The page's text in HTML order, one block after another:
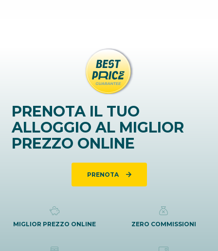
PRENOTA IL TUO
ALLOGGIO AL MIGLIOR
PREZZO ONLINE
PRENOTA
MIGLIOR PREZZO ONLINE ZERO COMMISSIONI